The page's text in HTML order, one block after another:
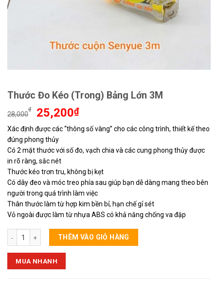
Thước Đo Kéo (Trong) Bảng Lớn 3M
28,000
₫
Giá
gốc
là:
28,000₫.
25,200₫Giá
tại
25,200₫.
Xác định được các “thông số vàng” cho các công trình, thiết kế theo
đúng phong thủy
Có 2 mặt thước với số đo, vạch chia và các cung phong thủy được
in rõ ràng, sắc nét
Thước kéo trơn tru, không bị kẹt
Có dây đeo và móc treo phía sau giúp bạn dễ dàng mang theo bên
người trong quá trình làm việc
Thân thước làm từ hợp kim bền bỉ, hạn chế gỉ sét
Vỏ ngoài được làm từ nhựa ABS có khả năng chống va đập
Thước Đo Kéo (Trong) Bảng Lớn 3M số lượng
THÊM VÀO GIỎ HÀNG
MUA NHANH